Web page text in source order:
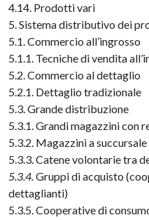
4.14. Prodotti vari
5. Sistema distributivo dei
5.1. Commercio all’ingrosso
5.1.1. Tecniche di vendita
5.2. Commercio al dettaglio
5.2.1. Dettaglio tradizionale
5.3. Grande distribuzione
5.3.1. Grandi magazzini con
5.3.2. Magazzini a succursale
5.3.3. Catene volontarie tra
5.3.4.Gruppi di acquisto
dettaglianti)
5.3.5. Cooperative di